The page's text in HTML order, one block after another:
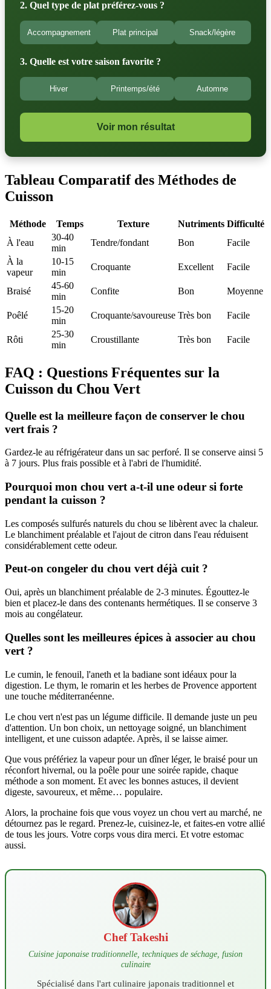
2. Quel type de plat préférez-vous ?
Accompagnement Plat principal Snack/légère
3. Quelle est votre saison favorite ?
Hiver Printemps/été Automne
Voir mon résultat
Tableau Comparatif des Méthodes de
Cuisson
Méthode Temps Texture Nutriments Difficulté
À l'eau
30-40
min
Tendre/fondant Bon
Facile
À la
vapeur
10-15
min
Croquante Excellent Facile
Braisé
45-60
min
Confite Bon Moyenne
Poêlé
15-20
min
Croquante/savoureuse Très bon Facile
Rôti
25-30
min
Croustillante Très bon Facile
FAQ : Questions Fréquentes sur la
Cuisson du Chou Vert
Quelle est la meilleure façon de conserver le chou
vert frais ?
Gardez-le au réfrigérateur dans un sac perforé. Il se conserve ainsi 5
à 7 jours. Plus frais possible et à l'abri de l'humidité.
Pourquoi mon chou vert a-t-il une odeur si forte
pendant la cuisson ?
Les composés sulfurés naturels du chou se libèrent avec la chaleur.
Le blanchiment préalable et l'ajout de citron dans l'eau réduisent
considérablement cette odeur.
Peut-on congeler du chou vert déjà cuit ?
Oui, après un blanchiment préalable de 2-3 minutes. Égouttez-le
bien et placez-le dans des contenants hermétiques. Il se conserve 3
mois au congélateur.
Quelles sont les meilleures épices à associer au chou
vert ?
Le cumin, le fenouil, l'aneth et la badiane sont idéaux pour la
digestion. Le thym, le romarin et les herbes de Provence apportent
une touche méditerranéenne.
Le chou vert n'est pas un légume difficile. Il demande juste un peu
d'attention. Un bon choix, un nettoyage soigné, un blanchiment
intelligent, et une cuisson adaptée. Après, il se laisse aimer.
Que vous préfériez la vapeur pour un dîner léger, le braisé pour un
réconfort hivernal, ou la poêle pour une soirée rapide, chaque
méthode a son moment. Et avec les bonnes astuces, il devient
digeste, savoureux, et même… populaire.
Alors, la prochaine fois que vous voyez un chou vert au marché, ne
détournez pas le regard. Prenez-le, cuisinez-le, et faites-en votre allié
de tous les jours. Votre corps vous dira merci. Et votre estomac
aussi.
Chef Takeshi
Cuisine japonaise traditionnelle, techniques de séchage, fusion
culinaire
Spécialisé dans l'art culinaire japonais traditionnel et